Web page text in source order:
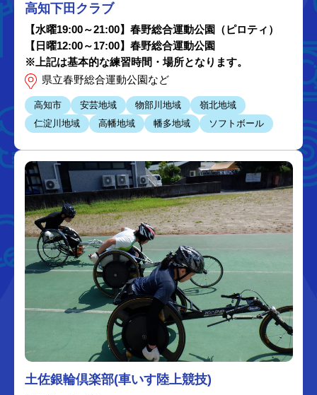
高知下田クラブ
【水曜19:00～21:00】春野総合運動公園（ピロティ）
【日曜12:00～17:00】春野総合運動公園
※上記は基本的な練習時間・場所となります。
県立春野総合運動公園など
高知市 安芸地域 物部川地域
嶺北地域
仁淀川地域
高幡地域 幡多地域 ソフトボール
土佐銀輪倶楽部(車いす陸上競技)